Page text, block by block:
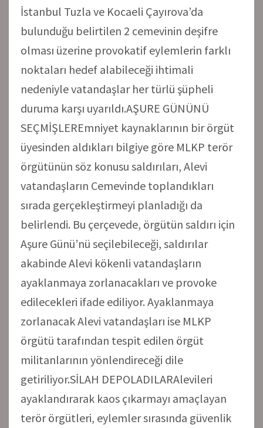
İstanbul Tuzla ve Kocaeli Çayırova’da
bulunduğu belirtilen 2 cemevinin deşifre
olması üzerine provokatif eylemlerin farklı
noktaları hedef alabileceği ihtimali
nedeniyle vatandaşlar her türlü şüpheli
duruma karşı uyarıldı.AŞURE GÜNÜNÜ
SEÇMİŞLEREmniyet kaynaklarının bir örgüt
üyesinden aldıkları bilgiye göre MLKP terör
örgütünün söz konusu saldırıları, Alevi
vatandaşların Cemevinde toplandıkları
sırada gerçekleştirmeyi planladığı da
belirlendi. Bu çerçevede, örgütün saldırı için
Aşure Günü’nü seçilebileceği, saldırılar
akabinde Alevi kökenli vatandaşların
ayaklanmaya zorlanacakları ve provoke
edilecekleri ifade ediliyor. Ayaklanmaya
zorlanacak Alevi vatandaşları ise MLKP
örgütü tarafından tespit edilen örgüt
militanlarının yönlendireceği dile
getiriliyor.SİLAH DEPOLADILARAlevileri
ayaklandırarak kaos çıkarmayı amaçlayan
terör örgütleri, eylemler sırasında güvenlik